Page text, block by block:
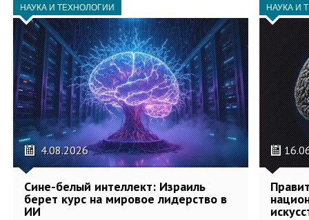
НАУКА И ТЕХНОЛОГИИ
4.08.2026
Сине-белый интеллект: Израиль
берет курс на мировое лидерство в
ИИ
НАУКА И